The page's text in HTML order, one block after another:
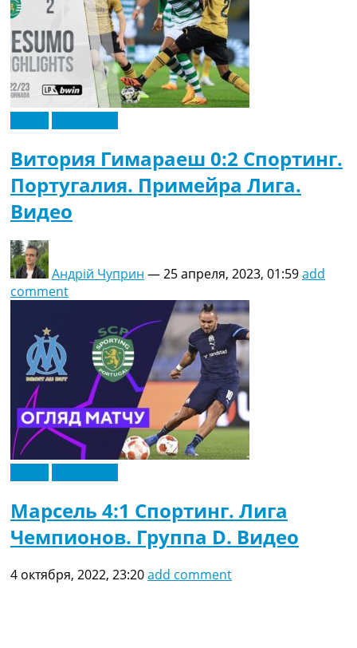
Витория Гимараеш 0:2 Спортинг.
Португалия. Примейра Лига.
Видео
Андрій Чуприн —25 апреля, 2023, 01:59add
comment
Марсель 4:1 Спортинг. Лига
Чемпионов. Группа D. Видео
4 октября, 2022, 23:20add comment